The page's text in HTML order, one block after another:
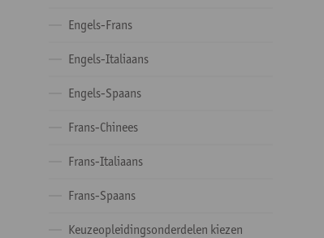
Engels-Frans
Engels-Italiaans
Engels-Spaans
Frans-Chinees
Frans-Italiaans
Frans-Spaans
Keuzeopleidingsonderdelen kiezen